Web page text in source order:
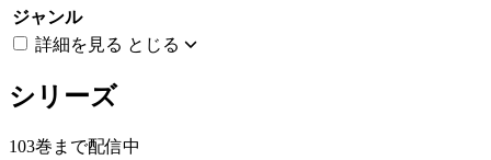
ジャンル
詳細を見る とじる
シリーズ
103巻まで配信中